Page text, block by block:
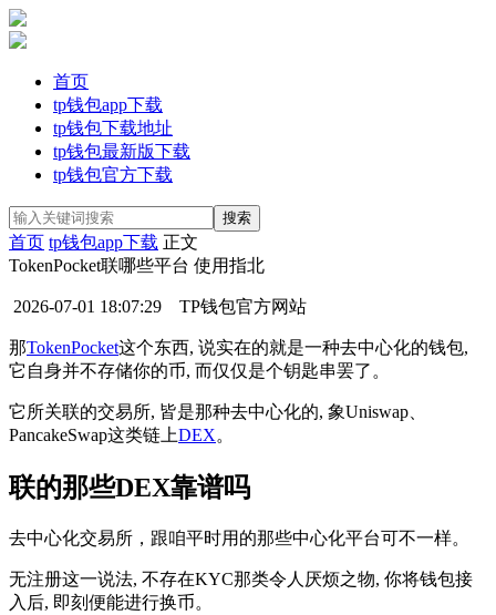
首页
tp钱包app下载
tp钱包下载地址
tp钱包最新版下载
tp钱包官方下载
首页 tp钱包app下载 正文
TokenPocket联哪些平台 使用指北
2026-07-01 18:07:29 TP钱包官方网站
那TokenPocket这个东西, 说实在的就是一种去中心化的钱包,
它自身并不存储你的币, 而仅仅是个钥匙串罢了。
它所关联的交易所, 皆是那种去中心化的, 象Uniswap、
PancakeSwap这类链上DEX。
联的那些DEX靠谱吗
去中心化交易所，跟咱平时用的那些中心化平台可不一样。
无注册这一说法, 不存在KYC那类令人厌烦之物, 你将钱包接
入后, 即刻便能进行换币。